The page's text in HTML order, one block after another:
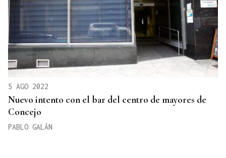
5 AGO 2022
Nuevo intento con el bar del centro de mayores de
Concejo
PABLO GALÁN